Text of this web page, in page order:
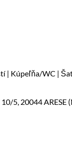
| Kúpeľňa/WC |
5, 20044